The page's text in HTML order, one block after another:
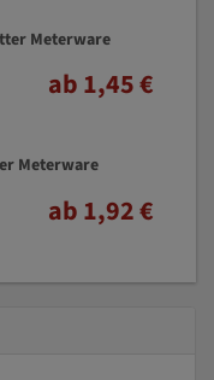
Meterware
ab 1,45 €
Meterware
ab 1,92 €